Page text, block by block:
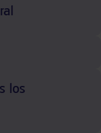
los